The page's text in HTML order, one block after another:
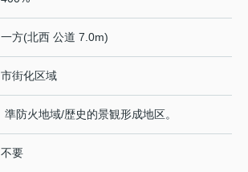
一方(北西 公道 7.0m)
市街化区域
準防火地域/歴史的景観形成地区。
不要